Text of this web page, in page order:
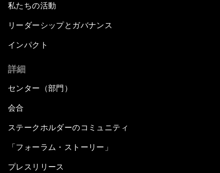
私たちの活動
リーダーシップとガバナンス
インパクト
詳細
センター（部門）
会合
ステークホルダーのコミュニティ
「フォーラム・ストーリー」
プレスリリース